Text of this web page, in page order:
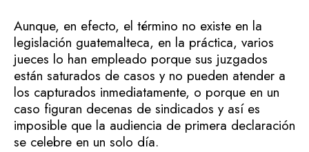
Aunque, en efecto, el término no existe en la
legislación guatemalteca, en la práctica, varios
jueces lo han empleado porque sus juzgados
están saturados de casos y no pueden atender a
los capturados inmediatamente, o porque en un
caso figuran decenas de sindicados y así es
imposible que la audiencia de primera declaración
se celebre en un solo día.